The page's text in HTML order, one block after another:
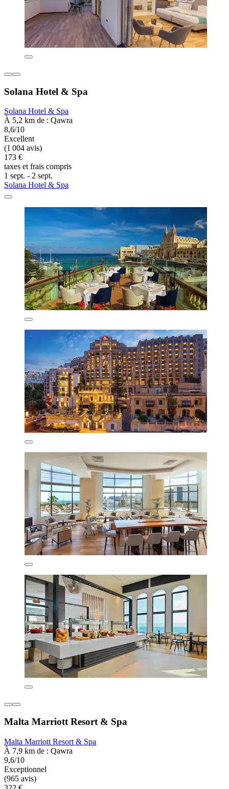
Solana Hotel & Spa
Solana Hotel & Spa
À 5,2 km de : Qawra
8,6/10
Excellent
(1 004 avis)
173 €
taxes et frais compris
1 sept. - 2 sept.
Solana Hotel & Spa
Malta Marriott Resort & Spa
Malta Marriott Resort & Spa
À 7,9 km de : Qawra
9,6/10
Exceptionnel
(965 avis)